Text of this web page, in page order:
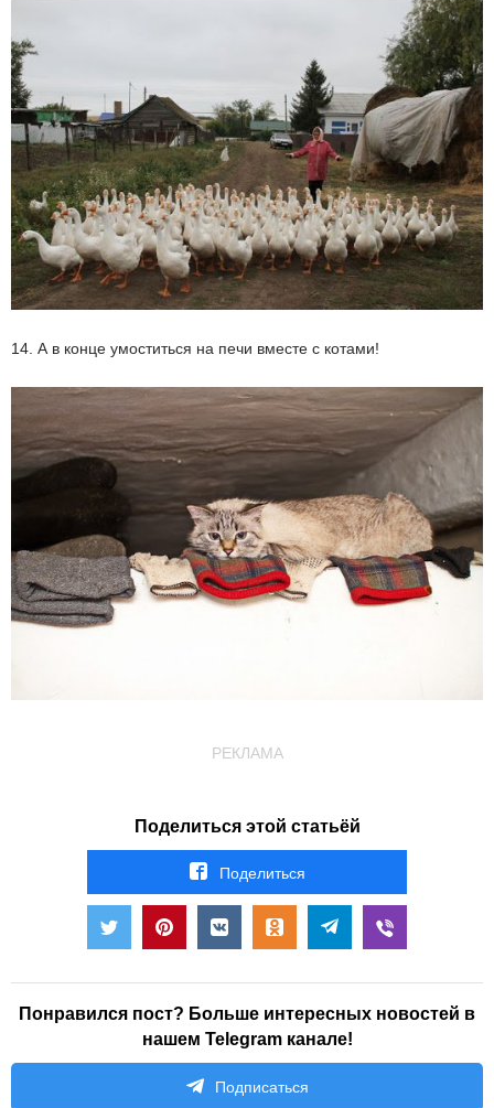
14. А в конце умоститься на печи вместе с котами!
РЕКЛАМА
Поделиться этой статьёй
Поделиться
Понравился пост? Больше интересных новостей в
нашем Telegram канале!
Подписаться